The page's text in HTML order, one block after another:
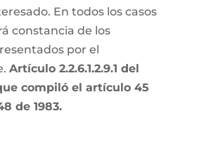
En todos los casos
constancia de los
por el
Artículo 2.2.6.1.2.9.1 del
compiló el artículo 45
de 1983.